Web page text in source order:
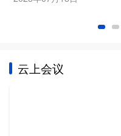
云上会议